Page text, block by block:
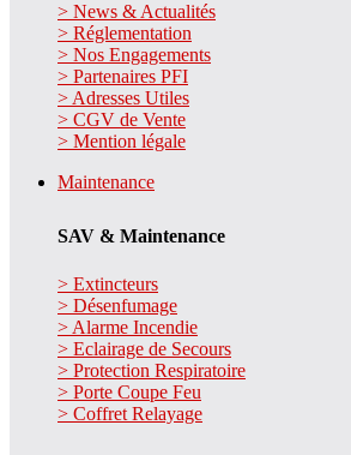
> News & Actualités
> Réglementation
> Nos Engagements
> Partenaires PFI
> Adresses Utiles
> CGV de Vente
> Mention légale
Maintenance
SAV & Maintenance
> Extincteurs
> Désenfumage
> Alarme Incendie
> Eclairage de Secours
> Protection Respiratoire
> Porte Coupe Feu
> Coffret Relayage